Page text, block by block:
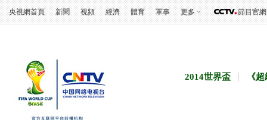
央視網首頁 新聞 視頻 經濟 體育 軍事 更多 節目官網
2014世界盃 《